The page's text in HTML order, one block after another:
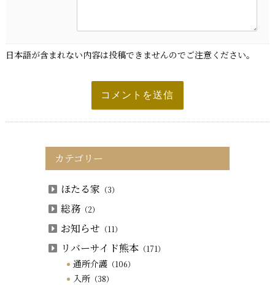
日本語が含まれない内容は投稿できませんのでご注意ください。
カテゴリー
ほたる家 （3）
総務（2）
お知らせ （11）
リバーサイド熊本（171）
通所介護（106）
入所（38）